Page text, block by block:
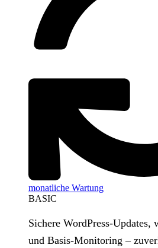
monatliche Wartung
BASIC
Sichere
und Basis‑Monitoring –